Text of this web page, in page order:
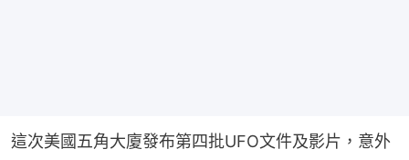
這次美國五角大廈發布第四批UFO文件及影片，意外